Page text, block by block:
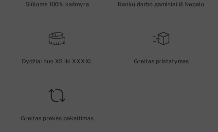
Siūlome 100% kašmyrą Rankų darbo gaminiai iš Nepalo
Dydžiai nuo XS iki XXXXL Greitas pristatymas
Greitas prekės pakeitimas